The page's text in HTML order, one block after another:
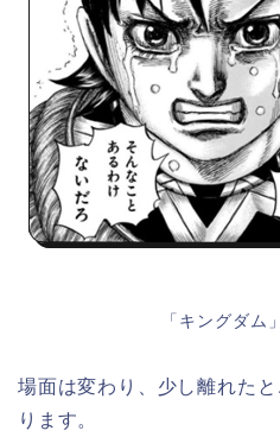
「キングダム
場面は変わり、少し離れた
ります。